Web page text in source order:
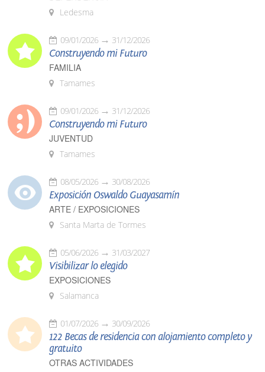
Ledesma
09/01/2026 31/12/2026
Construyendo mi Futuro
FAMILIA
Tamames
09/01/2026 31/12/2026
Construyendo mi Futuro
JUVENTUD
Tamames
08/05/2026 30/08/2026
Exposición Oswaldo Guayasamín
ARTE / EXPOSICIONES
Santa Marta de Tormes
05/06/2026 31/03/2027
Visibilizar lo elegido
EXPOSICIONES
Salamanca
01/07/2026 30/09/2026
122 Becas de residencia con alojamiento completo y
gratuito
OTRAS ACTIVIDADES